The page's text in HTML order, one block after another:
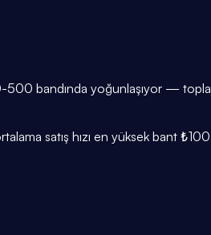
bandında yoğunlaşıyor —
satış hızı en yüksek bant